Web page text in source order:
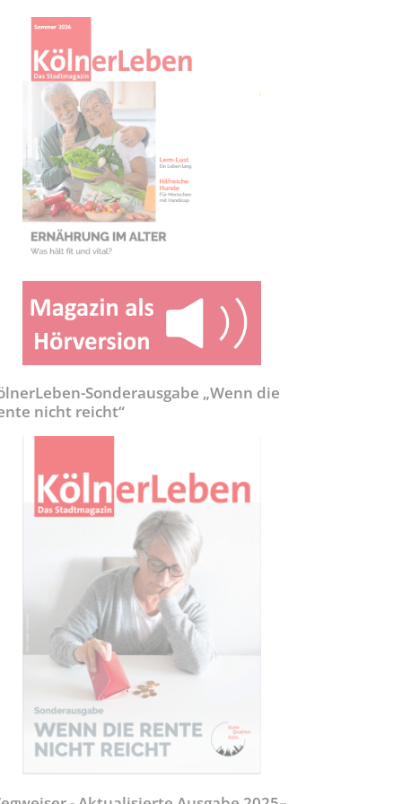
Sonderausgabe „Wenn die
nicht reicht“